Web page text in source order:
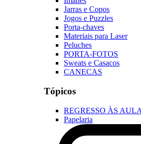
Jarras e Copos
Jogos e Puzzles
Porta-chaves
Materiais para Laser
Peluches
PORTA-FOTOS
Sweats e Casacos
CANECAS
Tópicos
REGRESSO ÀS
Papelaria